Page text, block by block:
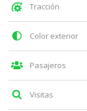
Tracción
Color exterior
Pasajeros
Visitas